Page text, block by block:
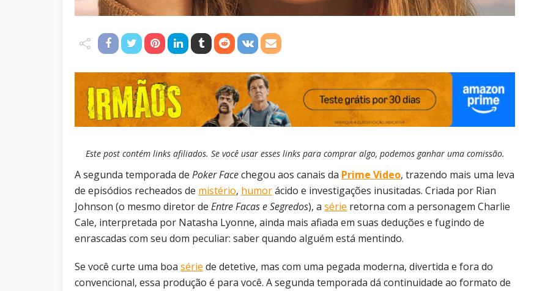
Este post contém links afiliados. Se você usar esses links para comprar algo, podemos ganhar uma comissão.
A segunda temporada de Poker Facechegou aos canais da Prime Video, trazendo mais uma leva
de episódios recheados de mistério, humorácido e investigações inusitadas. Criada por Rian
Johnson (o mesmo diretor de Entre Facas e Segredos), a série retorna com a personagem Charlie
Cale, interpretada por Natasha Lyonne, ainda mais afiada em suas deduções e fugindo de
enrascadas com seu dom peculiar: saber quando alguém está mentindo.
Se você curte uma boa série de detetive, mas com uma pegada moderna, divertida e fora do
convencional, essa produção é para você. A segunda temporada dá continuidade ao formato de